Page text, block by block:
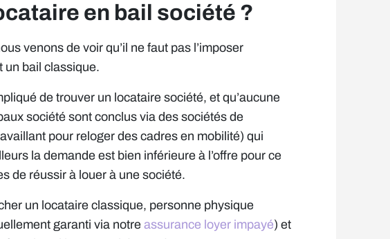
en bail société ?
venons de voir qu’il ne faut pas l’imposer
un bail classique.
de trouver un locataire société, et qu’aucune
société sont conclus via des sociétés de
pour reloger des cadres en mobilité) qui
la demande est bien inférieure à l’offre pour ce
de réussir à louer à une société.
un locataire classique, personne physique
garanti via notre assurance loyer impayé) et